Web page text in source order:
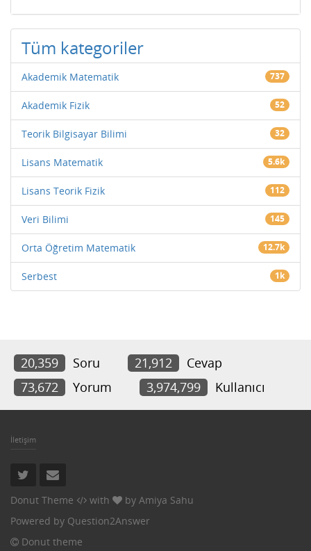
Tüm kategoriler
Akademik Matematik 737
Akademik Fizik 52
Teorik Bilgisayar Bilimi 32
Lisans Matematik 5.6k
Lisans Teorik Fizik 112
Veri Bilimi 145
Orta Öğretim Matematik 12.7k
Serbest 1k
20,359 Soru 21,912
Cevap
73,672
Yorum 3,974,799 Kullanıcı
İletişim
Donut Theme with by Amiya Sahu
Powered by Question2Answer
Donut theme